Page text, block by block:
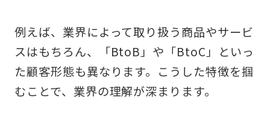
例えば、業界によって取り扱う商品やサービ
スはもちろん、「BtoB」や「BtoC」といっ
た顧客形態も異なります。こうした特徴を掴
むことで、業界の理解が深まります。